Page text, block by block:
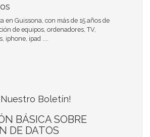
en Guissona, con más de 15 años de
de equipos, ordenadores, TV,
iphone, ipad ....
Boletín!
BÁSICA SOBRE
DE DATOS